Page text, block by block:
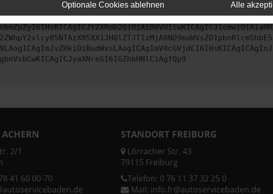
2/1
41 60 00-70
STANDORT FREIBURG
Lörracher Str. 43
79115 Freiburg
Telefon: 0 76 11 37 32 25 0
Mail: info.fr@autoservicebaden.de
Optionale Cookies ablehnen Alle